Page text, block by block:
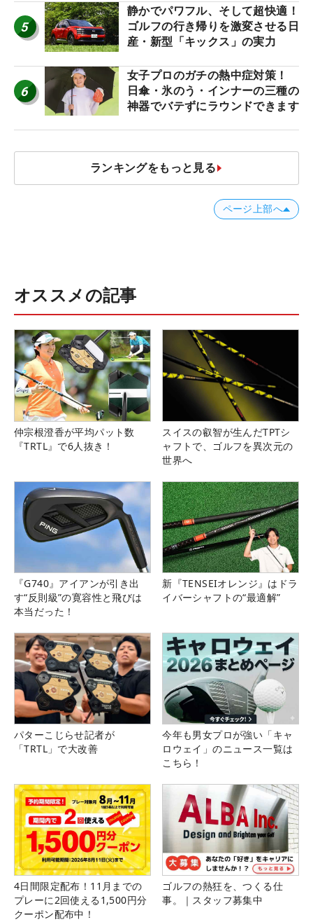
5
静かでパワフル、そして超快適！
ゴルフの行き帰りを激変させる日
産・新型「キックス」の実力
6
女子プロのガチの熱中症対策！
日傘・氷のう・インナーの三種の
神器でバテずにラウンドできます
ランキングをもっと見る
ページ上部へ
オススメの記事
仲宗根澄香が平均パット数
『TRTL』で6人抜き！
スイスの叡智が生んだTPTシ
ャフトで、ゴルフを異次元の
世界へ
『G740』アイアンが引き出
す“反則級”の寛容性と飛びは
本当だった！
新『TENSEIオレンジ』はドラ
イバーシャフトの“最適解”
パターこじらせ記者が
「TRTL」で大改善
今年も男女プロが強い「キャ
ロウェイ」のニュース一覧は
こちら！
4日間限定配布！11月までの
プレーに2回使える1,500円分
クーポン配布中！
ゴルフの熱狂を、つくる仕
事。｜スタッフ募集中